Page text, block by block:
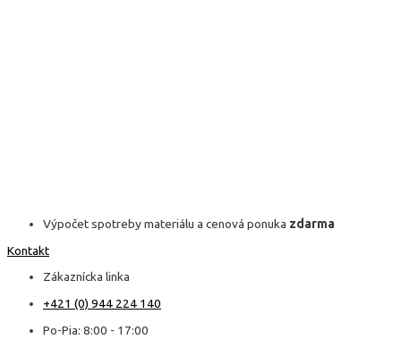
Výpočet spotreby materiálu a cenová ponuka zdarma
Kontakt
Zákaznícka linka
+421 (0) 944 224 140
Po-Pia: 8:00 - 17:00